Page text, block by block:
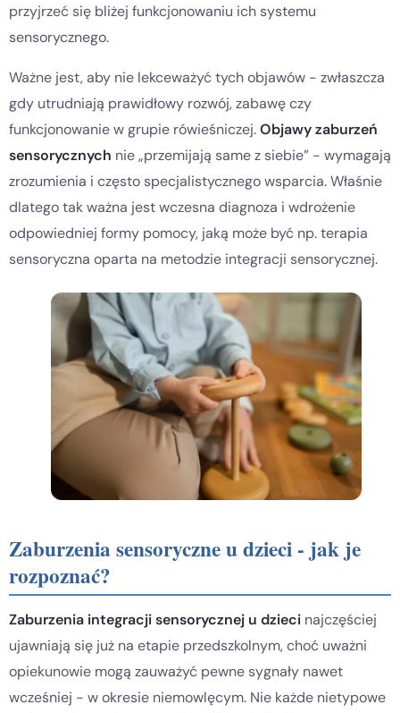
przyjrzeć się bliżej funkcjonowaniu ich systemu
sensorycznego.
Ważne jest, aby nie lekceważyć tych objawów - zwłaszcza
gdy utrudniają prawidłowy rozwój, zabawę czy
funkcjonowanie w grupie rówieśniczej.Objawy zaburzeń
sensorycznych nie „przemijają same z siebie” - wymagają
zrozumienia i często specjalistycznego wsparcia. Właśnie
dlatego tak ważna jest wczesna diagnoza i wdrożenie
odpowiedniej formy pomocy, jaką może być np. terapia
sensoryczna oparta na metodzie integracji sensorycznej.
Zaburzenia sensoryczne u dzieci - jak je
rozpoznać?
Zaburzenia integracji sensorycznej u dzieci najczęściej
ujawniają się już na etapie przedszkolnym, choć uważni
opiekunowie mogą zauważyć pewne sygnały nawet
wcześniej - w okresie niemowlęcym. Nie każde nietypowe